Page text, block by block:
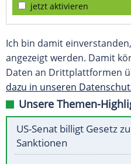
jetzt aktivieren
Ich bin damit
angezeigt werden. Damit
Daten an Drittplattformen
dazu in unseren
Unsere Themen-
US-Senat billigt Gesetz
Sanktionen